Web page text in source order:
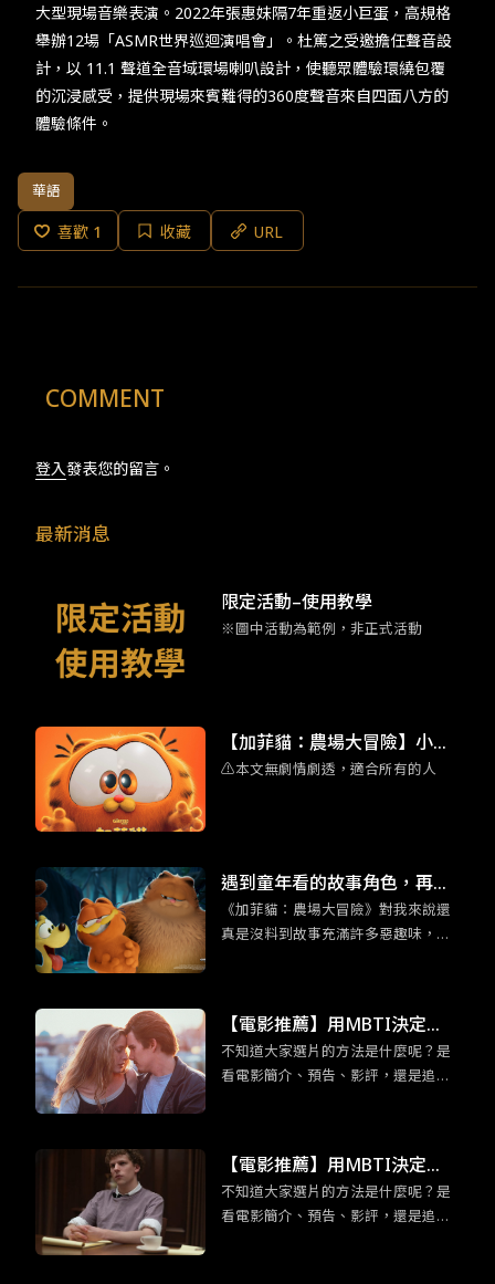
大型現場音樂表演。2022年張惠妹隔7年重返小巨蛋，高規格
舉辦12場「ASMR世界巡迴演唱會」。杜篤之受邀擔任聲音設
計，以 11.1 聲道全音域環場喇叭設計，使聽眾體驗環繞包覆
的沉浸感受，提供現場來賓難得的360度聲音來自四面八方的
體驗條件。​
華語
喜歡 1 收藏 URL
COMMENT
登入發表您的留言。
最新消息
限定活動–使用教學
※圖中活動為範例，非正式活動
【加菲貓：農場大冒險】小加
菲擄獲人心 彩蛋滿滿的家庭喜
⚠️本文無劇情劇透，適合所有的人
遇到童年看的故事角色，再世
故的大人們，也會回到孩提時
期的模樣。
《加菲貓：農場大冒險》對我來說還
真是沒料到故事充滿許多惡趣味，外
身為加菲貓鐵粉們還不看爆？
【電影推薦】用MBTI決定
吧！適合「渴望深度交流」EN
FP競選者的五部電影
不知道大家選片的方法是什麼呢？是
看電影簡介、預告、影評，還是追各
曾想過要看的片一個機會喔！在正文
開始前，我們先來認識ENFP競選者
吧！ENFP競選者看似外向活潑，交友
【電影推薦】用MBTI決定
吧！ESTP企業家「足智多謀」
的五部電影
不知道大家選片的方法是什麼呢？是
看電影簡介、預告、影評，還是追各